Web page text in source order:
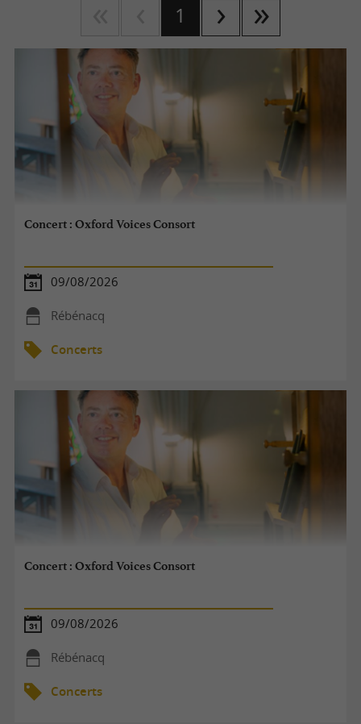
1
Concert : Oxford Voices Consort
09/08/2026
Rébénacq
Concerts
Concert : Oxford Voices Consort
09/08/2026
Rébénacq
Concerts